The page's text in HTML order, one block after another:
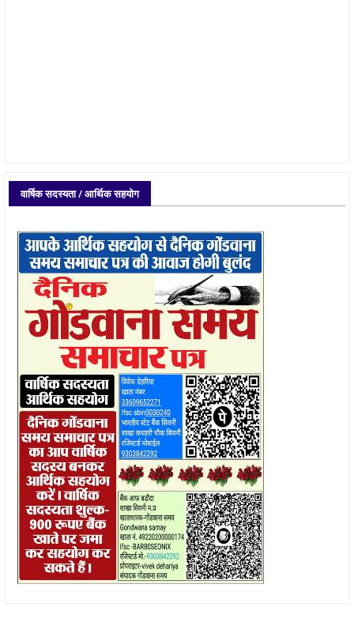
वार्षिक सदस्यता / आर्थिक सहयोग